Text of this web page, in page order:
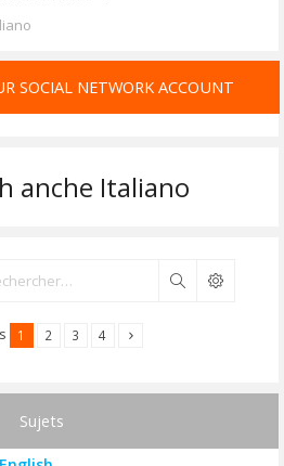
SOCIAL NETWORK ACCOUNT
anche Italiano
Rechercher
1 2 3 4
Sujets